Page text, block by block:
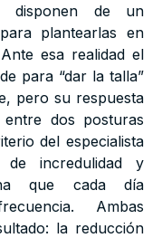
disponen de un
plantearlas en
esa realidad el
para “dar la talla”
pero su respuesta
dos posturas
del especialista
incredulidad y
que cada día
Ambas
la reducción